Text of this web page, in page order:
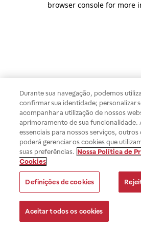
browser console for more
Durante sua navegação, podemos
confirmar sua identidade; personalizar
acompanhar a utilização de nossos
aprimoramento de sua funcionalidade.
essenciais para nossos serviços, outros
poderá gerenciar os cookies que
suas preferências. Nossa Política de
Cookies
Definições de cookies
Aceitar todos os cookies